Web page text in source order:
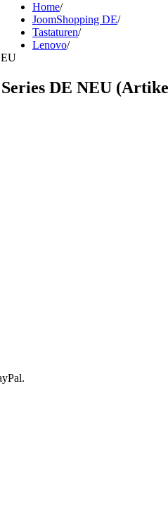
Home/
JoomShopping DE/
Tastaturen/
Lenovo/
DE NEU